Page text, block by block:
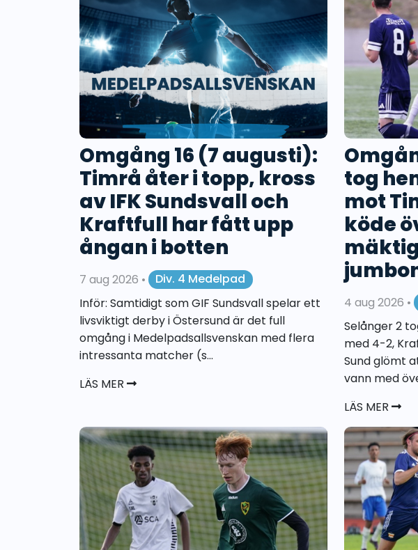
Omgång 16 (7 augusti):
Timrå åter i topp, kross
av IFK Sundsvall och
Kraftfull har fått upp
ångan i botten
7 aug 2026 •
Div. 4 Medelpad
Inför: Samtidigt som GIF Sundsvall spelar ett
livsviktigt derby i Östersund är det full
omgång i Medelpadsallsvenskan med flera
intressanta matcher (s...
LÄS MER
tog
mot
köde
4 aug 2026 •
Selånger 2
med 4-2,
Sund glömt
vann med
LÄS MER